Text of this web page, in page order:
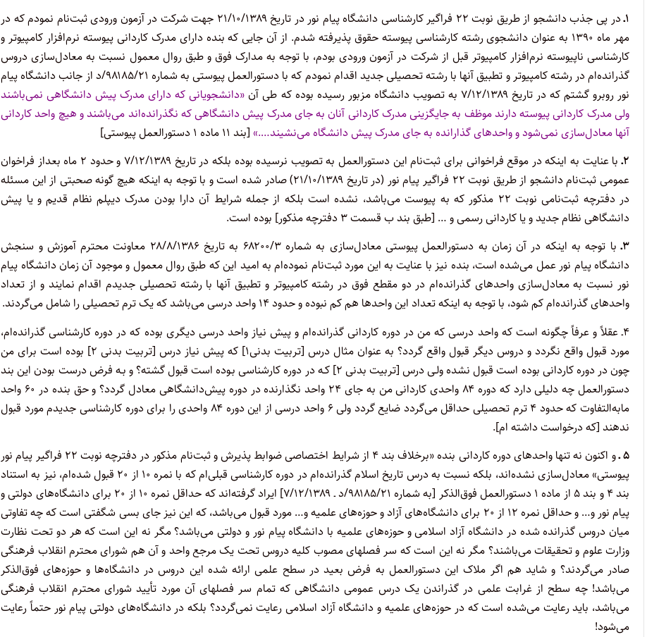
۱ـ
در پی جذب دانشجو از طریق نوبت ۲۲ فراگیر کارشناسی دانشگاه پیام نور در تاریخ ۲۱/۱۰/۱۳۸۹ جهت شرکت در آزمون ورودی ثبت‌نام نمودم که در
مهر ماه ۱۳۹۰ به عنوان دانشجوی رشته کارشناسی پیوسته حقوق پذیرفته شدم. از آن جایی که بنده دارای مدرک کاردانی پیوسته نرم‌افزار کامپیوتر و
کارشناسی ناپیوسته نرم‌افزار کامپیوتر قبل از شرکت در آزمون ورودی بودم، با توجه به مدارک فوق و طبق روال معمول نسبت به معادل‌سازی دروس
گذرانده‌ام در رشته کامپیوتر و تطبیق آنها با رشته تحصیلی جدید اقدام نمودم که با دستورالعمل پیوستی به شماره ۹۸۱۸۵/۲۱/د از جانب دانشگاه پیام
نور روبرو گشتم که در تاریخ ۷/۱۲/۱۳۸۹ به تصویب دانشگاه مزبور رسیده بوده که طی آن
«دانشجویانی که دارای مدرک پیش دانشگاهی نمی‌باشند
ولی مدرک کاردانی پیوسته دارند موظف به جایگزینی مدرک کاردانی آنان به جای مدرک پیش دانشگاهی که نگذرانده‌اند می‌باشند و هیچ واحد کاردانی
آنها معادل‌سازی نمی‌شود و واحدهای گذارانده به جای مدرک پیش دانشگاه می‌نشیند….» [بند ۱۱ ماده ۱ دستورالعمل پیوستی]
۲ـ
با عنایت به اینکه در موقع فراخوانی برای ثبت‌نام این دستورالعمل به تصویب نرسیده بوده بلکه در تاریخ ۷/۱۲/۱۳۸۹ و حدود ۲ ماه بعداز فراخوان
عمومی ثبت‌نام دانشجو از طریق نوبت ۲۲ فراگیر پیام نور (در تاریخ ۲۱/۱۰/۱۳۸۹) صادر شده است و با توجه به اینکه هیچ گونه صحبتی از این مسئله
در دفترچه ثبت‌نامی نوبت ۲۲ مذکور که به پیوست می‌باشد، نشده است بلکه از جمله شرایط آن دارا بودن مدرک دیپلم نظام قدیم و یا پیش
دانشگاهی نظام جدید و یا کاردانی رسمی و … [طبق بند ب قسمت ۳ دفترچه مذکور] بوده است.
۳ـ
با توجه به اینکه در آن زمان به دستورالعمل پیوستی معادل‌سازی به شماره ۶۸۲۰۰/۳ به تاریخ ۲۸/۸/۱۳۸۶ معاونت محترم آموزش و سنجش
دانشگاه پیام نور عمل می‌شده است، بنده نیز با عنایت به این مورد ثبت‌نام نموده‌ام به امید این که طبق روال معمول و موجود آن زمان دانشگاه پیام
نور نسبت به معادل‌سازی واحدهای گذرانده‌ام در دو مقطع فوق در رشته کامپیوتر و تطبیق آنها با رشته تحصیلی جدیدم اقدام نمایند و از تعداد
واحدهای گذرانده‌ام کم شود، با توجه به اینکه تعداد این واحدها هم کم نبوده و حدود ۱۴ واحد درسی می‌باشد که یک ترم تحصیلی را شامل می‌گردند.
۴ـ عقلاً و عرفاً چگونه است که واحد درسی که من در دوره کاردانی گذرانده‌ام و پیش نیاز واحد درسی دیگری بوده که در دوره کارشناسی گذرانده‌ام،
مورد قبول واقع نگردد و دروس دیگر قبول واقع گردد؟ به عنوان مثال درس [تربیت بدنی۱] که پیش نیاز درس [تربیت بدنی ۲] بوده است برای من
چون در دوره کاردانی بوده است قبول نشده ولـی درس [تربیت بدنی ۲] کـه در دوره کارشناسی بـوده است قبول گشته؟ و بـه فرض درست بودن این بند
دستورالعمل چه دلیلی دارد که دوره ۸۴ واحدی کاردانی من به جای ۲۴ واحد نگذارنده در دوره پیش‌دانشگاهی معادل گردد؟ و حق بنده در ۶۰ واحد
مابه‌التفاوت که حدود ۴ ترم تحصیلی حداقل می‌گردد ضایع گردد ولی ۶ واحد درسی از این دوره ۸۴ واحدی را برای دوره کارشناسی جدیدم مورد قبول
ندهند [که درخواست داشته ام].
۵ ـ
و اکنون نه تنها واحدهای دوره کاردانی بنده «برخلاف بند ۴ از شرایط اختصاصی ضوابط پذیرش و ثبت‌نام مذکور در دفترچه نوبت ۲۲ فراگیر پیام نور
پیوستی» معادل‌سازی نشده‌اند، بلکه نسبت به درس تاریخ اسلام گذرانده‌ام در دوره کارشناسی قبلی‌ام که با نمره ۱۰ از ۲۰ قبول شده‌ام، نیز به استناد
بند ۴ و بند ۵ از ماده ۱ دستورالعمل فوق‌الذکر [به شماره ۹۸۱۸۵/۲۱/د ـ ۷/۱۲/۱۳۸۹] ایراد گرفته‌اند که حداقل نمره ۱۰ از ۲۰ برای دانشگاه‌های دولتی و
پیام نور و… و حداقل نمره ۱۲ از ۲۰ برای دانشگاه‌های آزاد و حوزه‌های علمیه و… مورد قبول می‌باشد، که این نیز جای بسی شگفتی است که چه تفاوتی
میان دروس گذرانده شده در دانشگاه آزاد اسلامی و حوزه‌های علمیه با دانشگاه پیام نور و دولتی می‌باشد؟ مگر نه این است که هر دو تحت نظارت
وزارت علوم و تحقیقات می‌باشند؟ مگر نه این است که سر فصلهای مصوب کلیه دروس تحت یک مرجع واحد و آن هم شورای محترم انقلاب فرهنگی
صادر می‌گردند؟ و شاید هم اگر ملاک این دستورالعمل به فرض بعید در سطح علمی ارائه شده این دروس در دانشگاه‌ها و حوزه‌های فوق‌الذکر
می‌باشد! چه سطح از غرابت علمی در گذراندن یک درس عمومی دانشگاهی که تمام سر فصلهای آن مورد تأیید شورای محترم انقلاب فرهنگی
می‌باشد، باید رعایت می‌شده است که در حوزه‌های علمیه و دانشگاه آزاد اسلامی رعایت نمی‌گردد؟ بلکه در دانشگاه‌های دولتی پیام نور حتماً رعایت
می‌شود!